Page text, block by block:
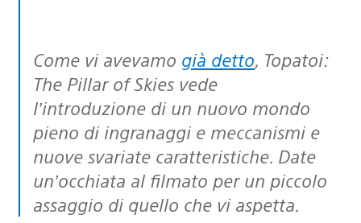
Come vi avevamo già detto, Topatoi:
The Pillar of Skies vede
l’introduzione di un nuovo mondo
pieno di ingranaggi e meccanismi e
nuove svariate caratteristiche. Date
un’occhiata al filmato per un piccolo
assaggio di quello che vi aspetta.